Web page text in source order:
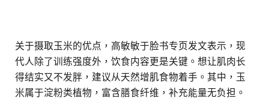
关于摄取玉米的优点，高敏敏于脸书专页发文表示，现
代人除了训练强度外，饮食内容更是关键。想让肌肉长
得结实又不发胖，建议从天然增肌食物着手。其中，玉
米属于淀粉类植物，富含膳食纤维，补充能量无负担。